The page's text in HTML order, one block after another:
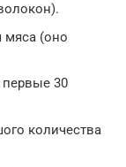
мяса (оно
первые 30
количества